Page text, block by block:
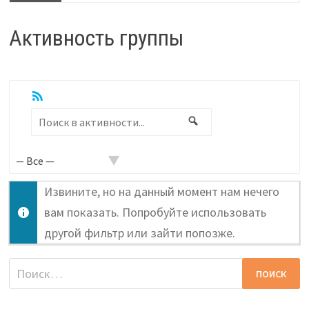
Активность группы
RSS
Поиск
активности...
Извините, но на данный момент нам нечего
вам показать. Попробуйте использовать
другой фильтр или зайти попозже.
Найти: